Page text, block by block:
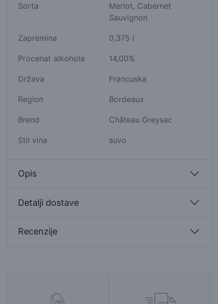
Sorta
Merlot, Cabernet
Sauvignon
Zapremina 0,375 l
Procenat alkohola 14,00%
Država Francuska
Region Bordeaux
Brend Château Greysac
Stil vina suvo
Opis
Detalji dostave
Recenzije